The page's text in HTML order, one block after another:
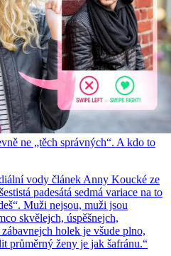
ne „těch správných“. A kdo to
vody článek Anny Koucké ze
padesátá sedmá variace na to
Muži nejsou, muži jsou
skvělejch, úspěšnejch,
holek je všude plno,
průměrný ženy je jak šafránu.“